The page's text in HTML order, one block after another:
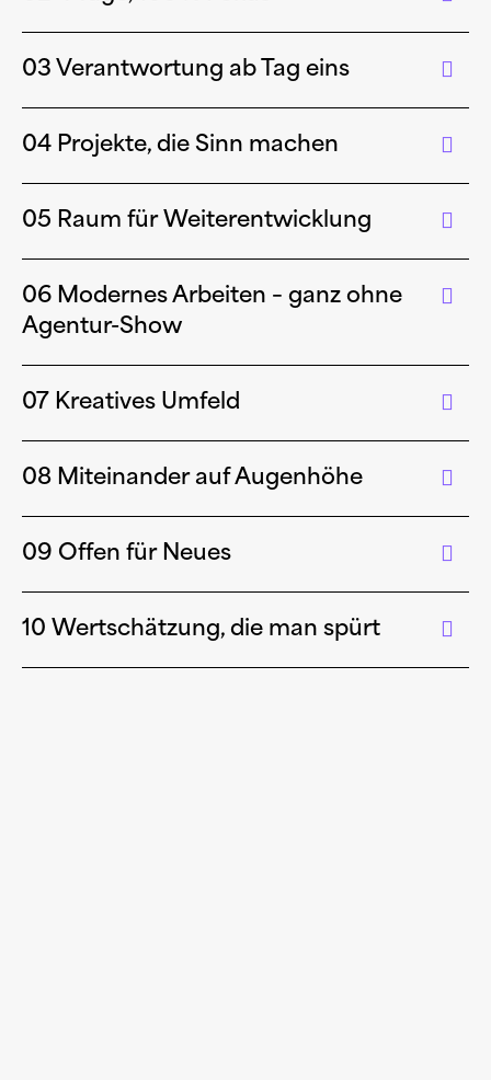
03 Verantwortung ab Tag eins
04 Projekte, die Sinn machen
05 Raum für Weiterentwicklung
06 Modernes Arbeiten – ganz ohne
Agentur-Show
07 Kreatives Umfeld
08 Miteinander auf Augenhöhe
09 Offen für Neues
10 Wertschätzung, die man spürt